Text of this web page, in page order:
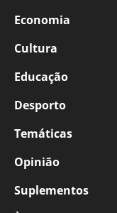
Economia
Cultura
Educação
Desporto
Temáticas
Opinião
Suplementos